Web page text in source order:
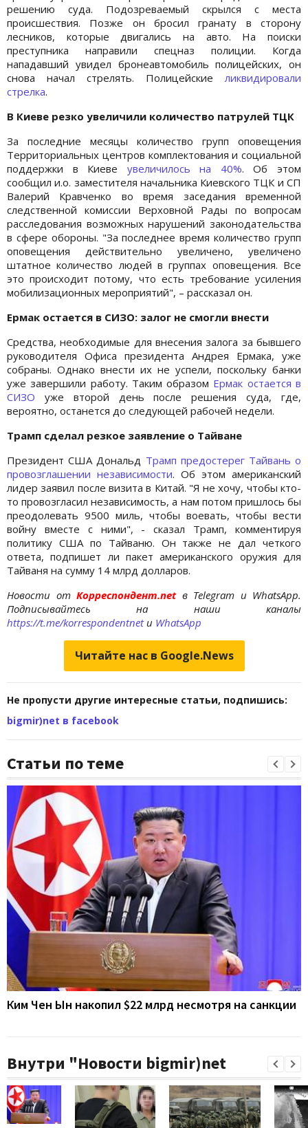
решению суда. Подозреваемый скрылся с места
происшествия. Позже он бросил гранату в сторону
лесников, которые двигались на авто. На поиски
преступника направили спецназ полиции. Когда
нападавший увидел бронеавтомобиль полицейских, он
снова начал стрелять. Полицейские ликвидировали
стрелка.
В Киеве резко увеличили количество патрулей ТЦК
За последние месяцы количество групп оповещения
Территориальных центров комплектования и социальной
поддержки в Киеве увеличилось на 40%. Об этом
сообщил и.о. заместителя начальника Киевского ТЦК и СП
Валерий Кравченко во время заседания временной
следственной комиссии Верховной Рады по вопросам
расследования возможных нарушений законодательства
в сфере обороны. "За последнее время количество групп
оповещения действительно увеличено, увеличено
штатное количество людей в группах оповещения. Все
это происходит потому, что есть требование усиления
мобилизационных мероприятий", – рассказал он.
Ермак остается в СИЗО: залог не смогли внести
Средства, необходимые для внесения залога за бывшего
руководителя Офиса президента Андрея Ермака, уже
собраны. Однако внести их не успели, поскольку банки
уже завершили работу. Таким образом Ермак остается в
СИЗО уже второй день после решения суда, где,
вероятно, останется до следующей рабочей недели.
Трамп сделал резкое заявление о Тайване
Президент США Дональд Трамп предостерег Тайвань о
провозглашении независимости. Об этом американский
лидер заявил после визита в Китай. "Я не хочу, чтобы кто-
то провозгласил независимость, а нам потом пришлось бы
преодолевать 9500 миль, чтобы воевать, чтобы вести
войну вместе с ними", - сказал Трамп, комментируя
политику США по Тайваню. Он также не дал четкого
ответа, подпишет ли пакет американского оружия для
Тайваня на сумму 14 млрд долларов.
Новости отКорреспондент.net в Telegram и WhatsApp.
Подписывайтесь на наши каналы
https://t.me/korrespondentnetи WhatsApp
Читайте нас в Google.News
Не пропусти другие интересные статьи, подпишись:
bigmir)net в facebook
Статьи по теме
Ким Чен Ын накопил $22 млрд несмотря на санкции
Внутри "Новости bigmir)net